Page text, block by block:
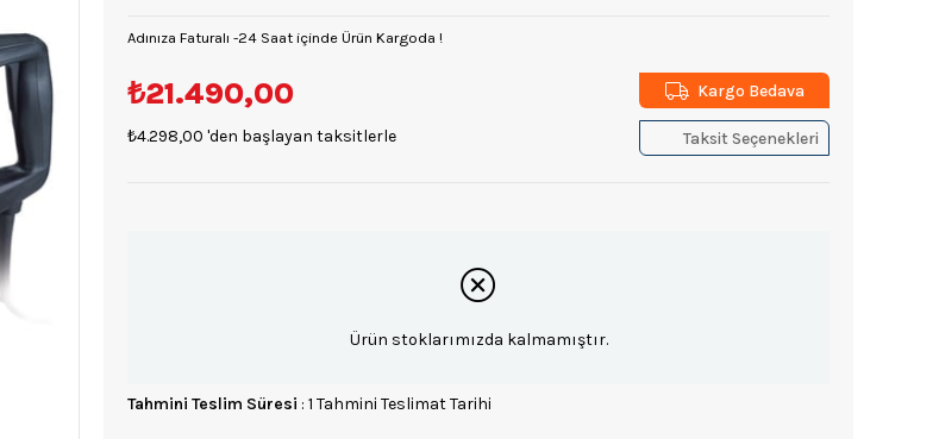
Adınıza Faturalı -24 Saat içinde Ürün Kargoda !
₺21.490,00
₺4.298,00 'den başlayan taksitlerle
Kargo Bedava
Taksit Seçenekleri
Ürün stoklarımızda kalmamıştır.
Tahmini Teslim Süresi : 1 Tahmini Teslimat Tarihi